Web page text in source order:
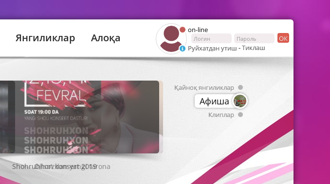
on-line
ОК
Руйхатдан утиш -Тиклаш
Янгиликлар Алоқа
Shohruhhon konsert 2019
Қайноқ янгиликлар
Афиша
Клиплар